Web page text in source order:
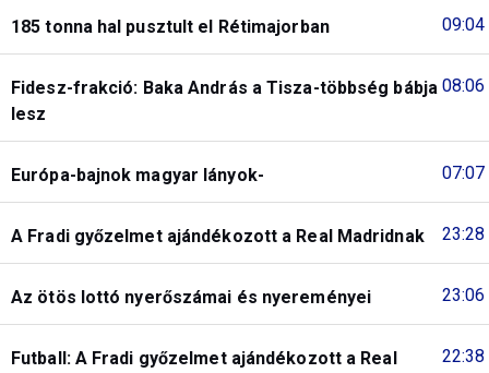
09:04
185 tonna hal pusztult el Rétimajorban
08:06
Fidesz-frakció: Baka András a Tisza-többség bábja
lesz
07:07
Európa-bajnok magyar lányok-
23:28
A Fradi győzelmet ajándékozott a Real Madridnak
23:06
Az ötös lottó nyerőszámai és nyereményei
22:38
Futball: A Fradi győzelmet ajándékozott a Real